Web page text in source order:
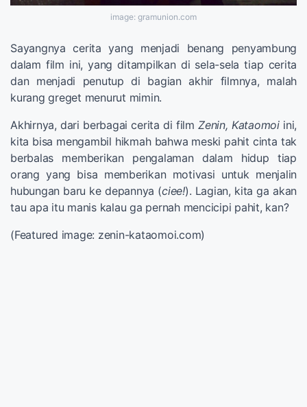
image: gramunion.com
Sayangnya cerita yang menjadi benang penyambung
dalam film ini, yang ditampilkan di sela-sela tiap cerita
dan menjadi penutup di bagian akhir filmnya, malah
kurang greget menurut mimin.
Akhirnya, dari berbagai cerita di filmZenin, Kataomoiini,
kita bisa mengambil hikmah bahwa meski pahit cinta tak
berbalas memberikan pengalaman dalam hidup tiap
orang yang bisa memberikan motivasi untuk menjalin
hubungan baru ke depannya (ciee!). Lagian, kita ga akan
tau apa itu manis kalau ga pernah mencicipi pahit, kan?
(Featured image: zenin-kataomoi.com)